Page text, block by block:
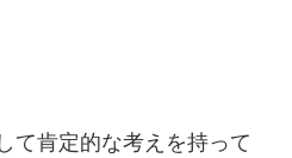
て肯定的な考えを持って